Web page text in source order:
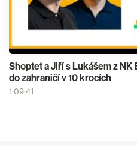
Shoptet a Jiří s Lukášem z NK
do zahraničí v 10 krocích
1:09:41